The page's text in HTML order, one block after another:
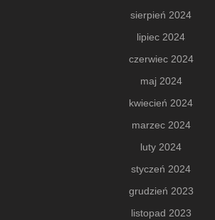
sierpień 2024
lipiec 2024
czerwiec 2024
maj 2024
kwiecień 2024
marzec 2024
luty 2024
styczeń 2024
grudzień 2023
listopad 2023